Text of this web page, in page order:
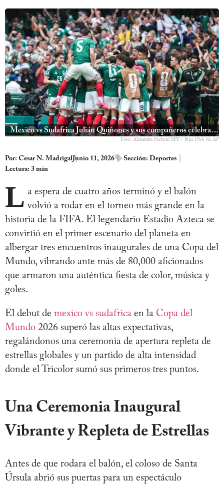
Mexico vs Sudafrica Julián Quiñones y sus compañeros celebran el primer gol del equipo en el Mundial 2026
Foto: Alexandra Fechete/SPP / Sipa USA via AP
Por: Cesar N. Madrigal Junio 11, 2026 Sección: Deportes
Lectura: 3 min
L a espera de cuatro años terminó y el balón
volvió a rodar en el torneo más grande en la
historia de la FIFA. El legendario Estadio Azteca se
convirtió en el primer escenario del planeta en
albergar tres encuentros inaugurales de una Copa del
Mundo, vibrando ante más de 80,000 aficionados
que armaron una auténtica fiesta de color, música y
goles.
El debut de mexico vs sudafrica en la Copa del
Mundo 2026 superó las altas expectativas,
regalándonos una ceremonia de apertura repleta de
estrellas globales y un partido de alta intensidad
donde el Tricolor sumó sus primeros tres puntos.
Una Ceremonia Inaugural
Vibrante y Repleta de Estrellas
Antes de que rodara el balón, el coloso de Santa
Úrsula abrió sus puertas para un espectáculo